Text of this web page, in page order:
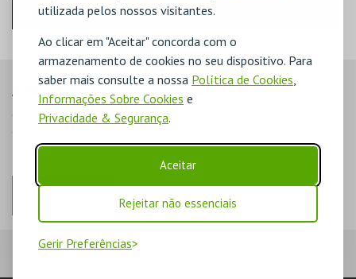
utilizada pelos nossos visitantes.
Ao clicar em "Aceitar" concorda com o
armazenamento de cookies no seu dispositivo. Para
saber mais consulte a nossa Política de Cookies
Informações Sobre Cookies e
Privacidade & Segurança.
Aceitar
Rejeitar não essenciais
Gerir Preferências
Iniciar sessão com a Apple
AINDA NÃO ESTOU REGISTADO
O registo na plataforma BOL permite-lhe acompanhar as suas